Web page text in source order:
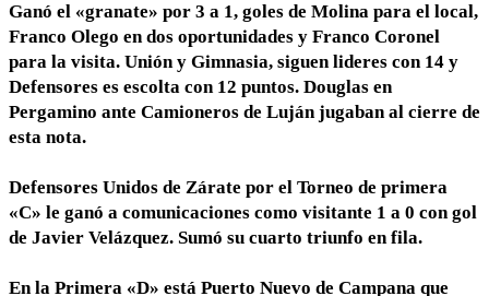
Ganó el «granate» por 3 a 1, goles de Molina para el local,
Franco Olego en dos oportunidades y Franco Coronel
para la visita. Unión y Gimnasia, siguen lideres con 14 y
Defensores es escolta con 12 puntos. Douglas en
Pergamino ante Camioneros de Luján jugaban al cierre de
esta nota.
Defensores Unidos de Zárate por el Torneo de primera
«C» le ganó a comunicaciones como visitante 1 a 0 con gol
de Javier Velázquez. Sumó su cuarto triunfo en fila.
En la Primera «D» está Puerto Nuevo de Campana que